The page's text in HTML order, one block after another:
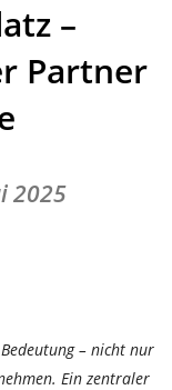
–
Partner
2025
– nicht nur
Ein zentraler